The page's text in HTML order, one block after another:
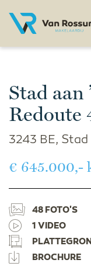
Stad
Redoute
3243 BE,
€ 645.000,-
48 FOTO'S
1 VIDEO
BROCHURE